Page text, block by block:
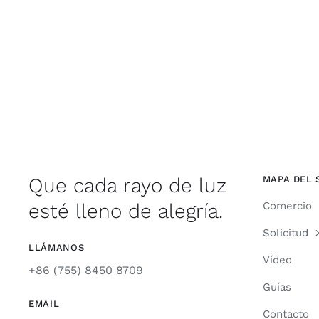
Que cada rayo de luz
esté lleno de alegría.
LLÁMANOS
+86 (755) 8450 8709
EMAIL
MAPA DEL
Comercio
Solicitud
Vídeo
Guías
Contacto